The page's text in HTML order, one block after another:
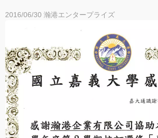
2016/06/30 瀚港エンタープライズ